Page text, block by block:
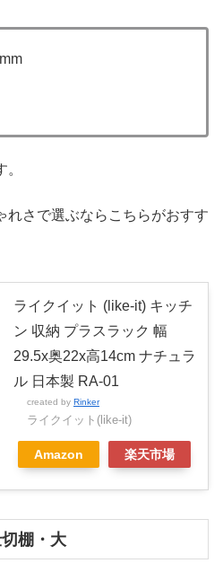
れさで選ぶならこちらがおすす
ライクイット (like-it) キッチ
ン 収納 プラスラック 幅
29.5x奥22x高14cm ナチュラ
ル 日本製 RA-01
created by Rinker
ライクイット(like-it)
Amazon 楽天市場
棚・大